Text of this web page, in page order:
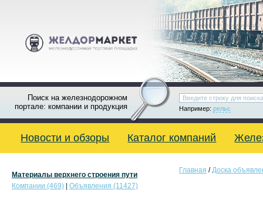
Поиск на железнодорожном
портале: компании и продукция
Например: рельс
Новости и обзоры Каталог компаний
Главная /Доска
Материалы верхнего строения пути
Компании (469)
Объявления (11427)